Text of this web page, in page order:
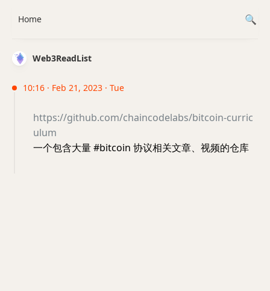
Web3ReadList
10:16 · Feb 21, 2023 · Tue
https://github.com/chaincodelabs/bitcoin-curric
ulum
一个包含大量 #bitcoin 协议相关文章、视频的仓库
Home